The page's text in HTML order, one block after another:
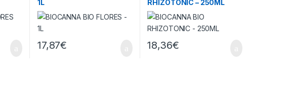
1L
17,87€
RHIZOTONIC – 250ML
18,36€